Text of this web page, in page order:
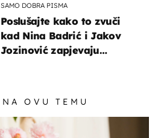
SAMO DOBRA PISMA
Poslušajte kako to zvuči
kad Nina Badrić i Jakov
Jozinović zapjevaju
NA OVU TEMU